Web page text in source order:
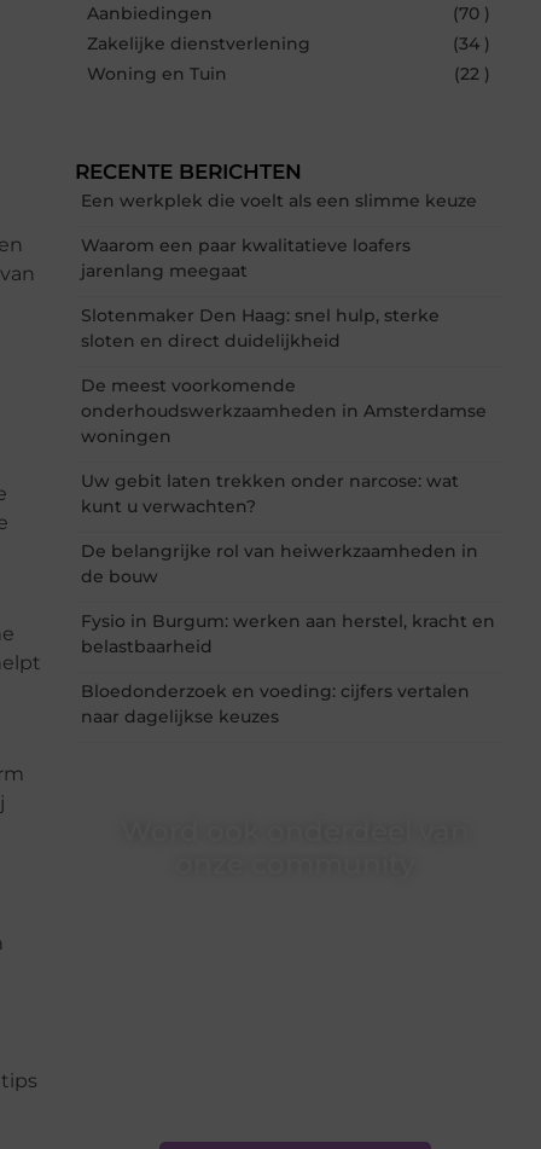
Aanbiedingen
(70 )
Zakelijke dienstverlening
(34 )
Woning en Tuin
(22 )
RECENTE BERICHTEN
Een werkplek die voelt als een slimme keuze
Waarom een paar kwalitatieve loafers
jarenlang meegaat
Slotenmaker Den Haag: snel hulp, sterke
sloten en direct duidelijkheid
De meest voorkomende
onderhoudswerkzaamheden in Amsterdamse
woningen
Uw gebit laten trekken onder narcose: wat
kunt u verwachten?
De belangrijke rol van heiwerkzaamheden in
de bouw
Fysio in Burgum: werken aan herstel, kracht en
belastbaarheid
Bloedonderzoek en voeding: cijfers vertalen
naar dagelijkse keuzes